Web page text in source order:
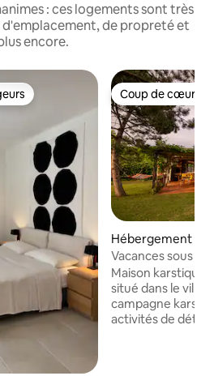
: ces logements sont très
d'emplacement, de propreté et
encore.
les plus appréciés Coup de cœur
Coup de cœur
Hébergement ⋅
Vacances sous
Maison karstique
situé dans le
campagne
activités de